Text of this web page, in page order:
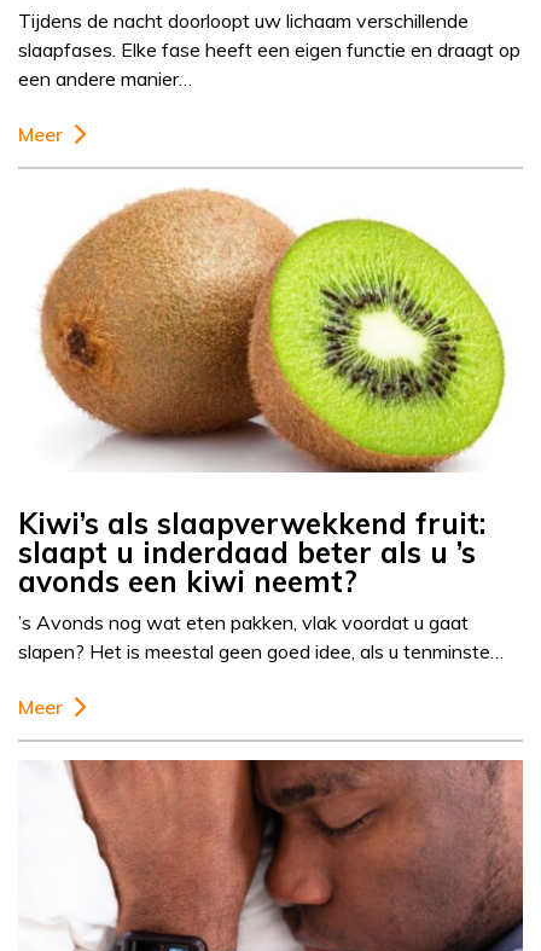
Tijdens de nacht doorloopt uw lichaam verschillende
slaapfases. Elke fase heeft een eigen functie en draagt op
een andere manier…
Meer
Kiwi’s als slaapverwekkend fruit:
slaapt u inderdaad beter als u ’s
avonds een kiwi neemt?
’s Avonds nog wat eten pakken, vlak voordat u gaat
slapen? Het is meestal geen goed idee, als u tenminste…
Meer